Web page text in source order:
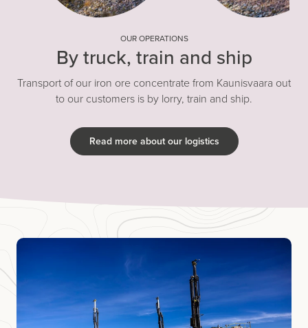
OUR OPERATIONS
By truck, train and ship
Transport of our iron ore concentrate from Kaunisvaara out
to our customers is by lorry, train and ship.
Read more about our logistics